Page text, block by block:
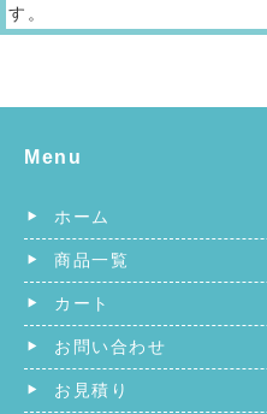
す。
Menu
ホーム
商品一覧
カート
お問い合わせ
お見積り